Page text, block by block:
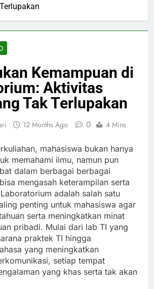
Kemampuan di
Aktivitas
Tak Terlupakan
12 Months Ago 0 4 Mins
mahasiswa bukan hanya
memahami ilmu, namun pun
dalam berbagai berbagai
mengasah keterampilan serta
adalah salah satu
penting untuk mahasiswa agar
serta meningkatkan minat
pribadi. Mulai dari lab TI yang
praktek TI hingga
yang meningkatkan
setiap tempat
yang khas serta tak akan